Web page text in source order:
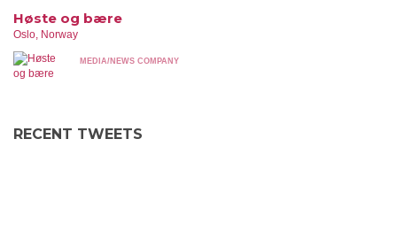
Høste og bære
Oslo, Norway
MEDIA/NEWS COMPANY
RECENT TWEETS